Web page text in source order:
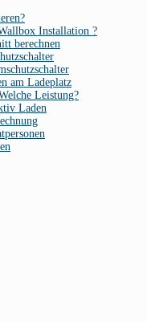
Installation ?
berechnen
am Ladeplatz
Leistung?
Laden